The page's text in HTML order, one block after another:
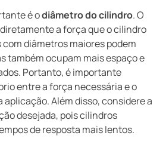
é odiâmetro do cilindro. O
a força que o cilindro
com diâmetros maiores podem
também ocupam mais espaço e
Portanto, é importante
entre a força necessária e o
aplicação. Além disso, considere a
desejada, pois cilindros
de resposta mais lentos.